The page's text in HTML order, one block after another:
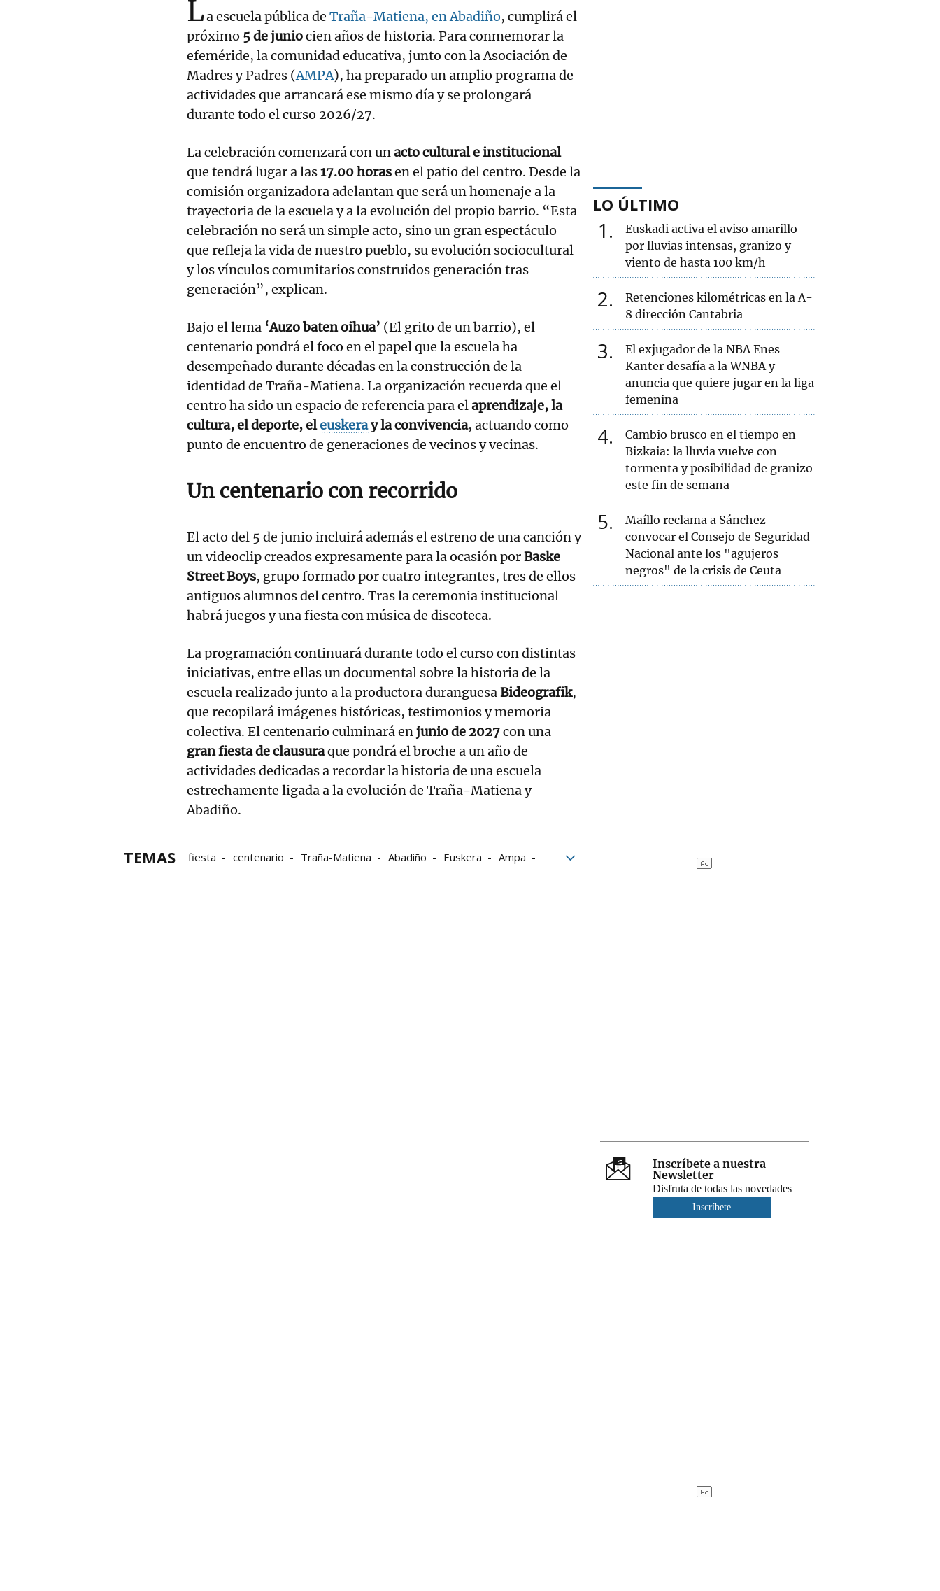
La escuela pública de Traña-Matiena, enAbadiño, cumplirá el
próximo 5 de juniocien años de historia. Para conmemorar la
efeméride, la comunidad educativa, junto con la Asociación de
Madres y Padres (AMPA), ha preparado un amplio programa de
actividades que arrancará ese mismo día y se prolongará
durante todo el curso 2026/27.
La celebración comenzará con unacto cultural e institucional
que tendrá lugar a las17.00 horasen el patio del centro. Desde la
comisión organizadora adelantan que será un homenaje a la
trayectoria de la escuela y a la evolución del propio barrio. “Esta
celebración no será un simple acto, sino un gran espectáculo
que refleja la vida de nuestro pueblo, su evolución sociocultural
y los vínculos comunitarios construidos generación tras
generación”, explican.
Bajo el lema ‘Auzo baten oihua’ (El grito de un barrio), el
centenario pondrá el foco en el papel que la escuela ha
desempeñado durante décadas en la construcción de la
identidad de Traña-Matiena. La organización recuerda que el
centro ha sido un espacio de referencia para elaprendizaje, la
cultura, el deporte, eleuskeray la convivencia, actuando como
punto de encuentro de generaciones de vecinos y vecinas.
Un centenario con recorrido
El acto del 5 de junio incluirá además el estreno de una canción y
un videoclip creados expresamente para la ocasión porBaske
Street Boys, grupo formado por cuatro integrantes, tres de ellos
antiguos alumnos del centro. Tras la ceremonia institucional
habrá juegos y una fiesta con música de discoteca.
La programación continuará durante todo el curso con distintas
iniciativas, entre ellas un documental sobre la historia de la
escuela realizado junto a la productora duranguesaBideografik,
que recopilará imágenes históricas, testimonios y memoria
colectiva. El centenario culminará enjunio de 2027con una
gran fiesta de clausuraque pondrá el broche a un año de
actividades dedicadas a recordar la historia de una escuela
estrechamente ligada a la evolución de Traña-Matiena y
Abadiño.
TEMAS fiesta centenario Traña-Matiena Abadiño Euskera
Ampa
LO ÚLTIMO
1
Euskadi activa el aviso amarillo
por lluvias intensas, granizo y
viento de hasta 100 km/h
2
Retenciones kilométricas en la A-
8 dirección Cantabria
3
El exjugador de la NBA Enes
Kanter desafía a la WNBA y
anuncia que quiere jugar en la liga
femenina
4
Cambio brusco en el tiempo en
Bizkaia: la lluvia vuelve con
tormenta y posibilidad de granizo
este fin de semana
5
Maíllo reclama a Sánchez
convocar el Consejo de Seguridad
Nacional ante los "agujeros
negros" de la crisis de Ceuta
Inscríbete a nuestra
Newsletter
Disfruta de todas las novedades
Inscríbete